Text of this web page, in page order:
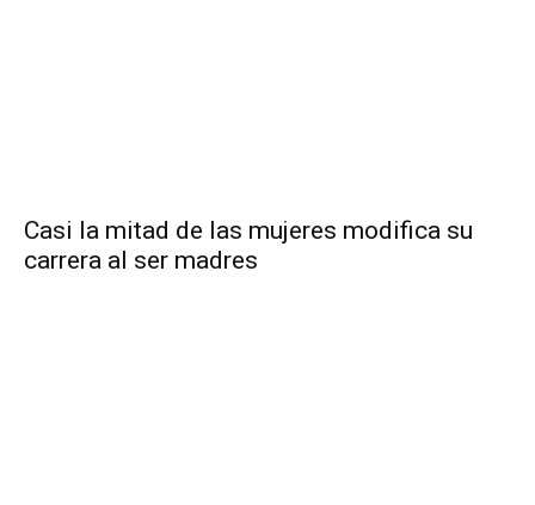
Casi la mitad de las mujeres modifica su
carrera al ser madres